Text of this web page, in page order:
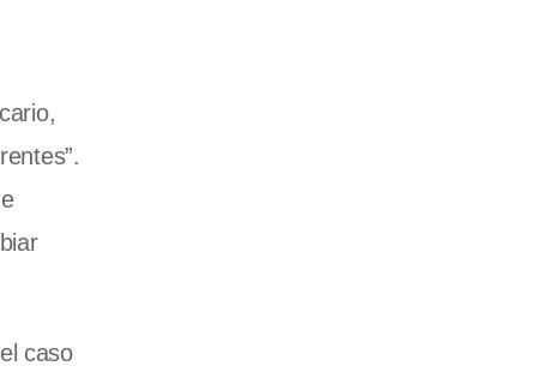
caso